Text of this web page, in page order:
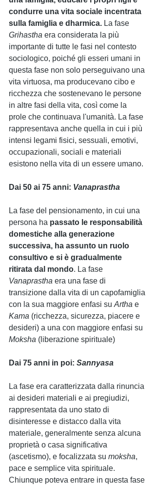
condurre una vita sociale incentrata
sulla famiglia e dharmica. La fase
Grihastha era considerata la più
importante di tutte le fasi nel contesto
sociologico, poiché gli esseri umani in
questa fase non solo perseguivano una
vita virtuosa, ma producevano cibo e
ricchezza che sostenevano le persone
in altre fasi della vita, così come la
prole che continuava l'umanità. La fase
rappresentava anche quella in cui i più
intensi legami fisici, sessuali, emotivi,
occupazionali, sociali e materiali
esistono nella vita di un essere umano.
Dai 50 ai 75 anni: Vanaprastha
La fase del pensionamento, in cui una
persona ha passato le responsabilità
domestiche alla generazione
successiva, ha assunto un ruolo
consultivo e si è gradualmente
ritirata dal mondo. La fase
Vanaprastha era una fase di
transizione dalla vita di un capofamiglia
con la sua maggiore enfasi su Artha e
Kama (ricchezza, sicurezza, piacere e
desideri) a una con maggiore enfasi su
Moksha (liberazione spirituale)
Dai 75 anni in poi: Sannyasa
La fase era caratterizzata dalla rinuncia
ai desideri materiali e ai pregiudizi,
rappresentata da uno stato di
disinteresse e distacco dalla vita
materiale, generalmente senza alcuna
proprietà o casa significativa
(ascetismo), e focalizzata su moksha,
pace e semplice vita spirituale.
Chiunque poteva entrare in questa fase